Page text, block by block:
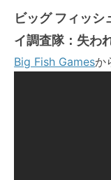
ビッグ フィッシ
イ調査隊：失わ
Big Fish Gamesか